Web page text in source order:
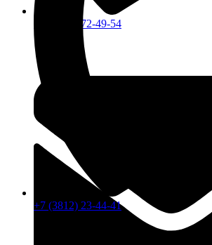
+7 (913) 672-49-54
+7 (3812) 23-44-41